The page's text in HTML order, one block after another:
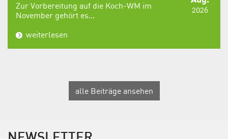
2026
Zur Vorbereitung auf die Koch-WM im
November gehört es...
weiterlesen
alle Beiträge ansehen